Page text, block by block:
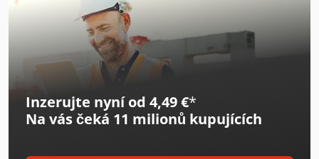
Biesse Rover B Edge
Biesse Rover B Ft
Biesse Selco Wn 2
Biesse Skipper 100
Biesse Skipper 130
Inzerujte nyní od 4,49 €*
Na vás čeká 11 milionů kupujících